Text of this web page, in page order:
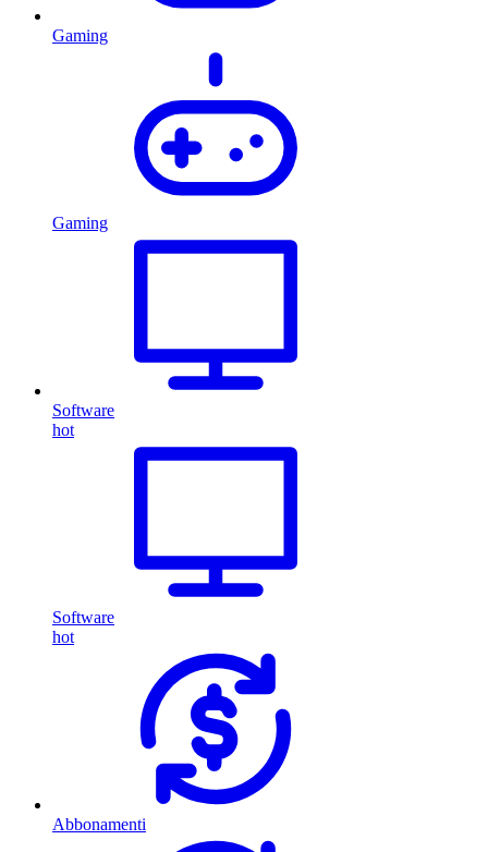
Gaming
Gaming
Software
hot
Software
hot
Abbonamenti